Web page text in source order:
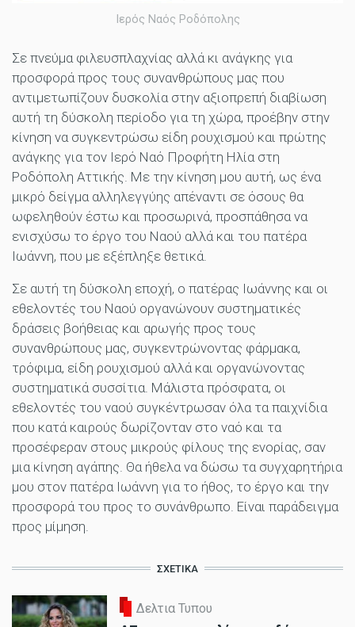
Ιερός Ναός Ροδόπολης
Σε πνεύμα φιλευσπλαχνίας αλλά κι ανάγκης για
προσφορά προς τους συνανθρώπους μας που
αντιμετωπίζουν δυσκολία στην αξιοπρεπή διαβίωση
αυτή τη δύσκολη περίοδο για τη χώρα, προέβην στην
κίνηση να συγκεντρώσω είδη ρουχισμού και πρώτης
ανάγκης για τον Ιερό Ναό Προφήτη Ηλία στη
Ροδόπολη Αττικής. Με την κίνηση μου αυτή, ως ένα
μικρό δείγμα αλληλεγγύης απέναντι σε όσους θα
ωφεληθούν έστω και προσωρινά, προσπάθησα να
ενισχύσω το έργο του Ναού αλλά και του πατέρα
Ιωάννη, που με εξέπληξε θετικά.
Σε αυτή τη δύσκολη εποχή, ο πατέρας Ιωάννης και οι
εθελοντές του Ναού οργανώνουν συστηματικές
δράσεις βοήθειας και αρωγής προς τους
συνανθρώπους μας, συγκεντρώνοντας φάρμακα,
τρόφιμα, είδη ρουχισμού αλλά και οργανώνοντας
συστηματικά συσσίτια. Μάλιστα πρόσφατα, οι
εθελοντές του ναού συγκέντρωσαν όλα τα παιχνίδια
που κατά καιρούς δωρίζονταν στο ναό και τα
προσέφεραν στους μικρούς φίλους της ενορίας, σαν
μια κίνηση αγάπης. Θα ήθελα να δώσω τα συγχαρητήρια
μου στον πατέρα Ιωάννη για το ήθος, το έργο και την
προσφορά του προς το συνάνθρωπο. Είναι παράδειγμα
προς μίμηση.
ΣΧΕΤΙΚΑ
Δελτια Τυπου